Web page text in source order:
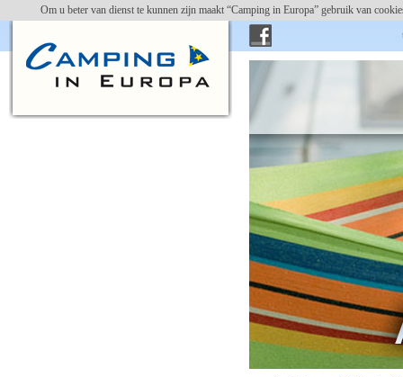
Om u beter van dienst te kunnen zijn maakt “Camping in Europa” gebruik van